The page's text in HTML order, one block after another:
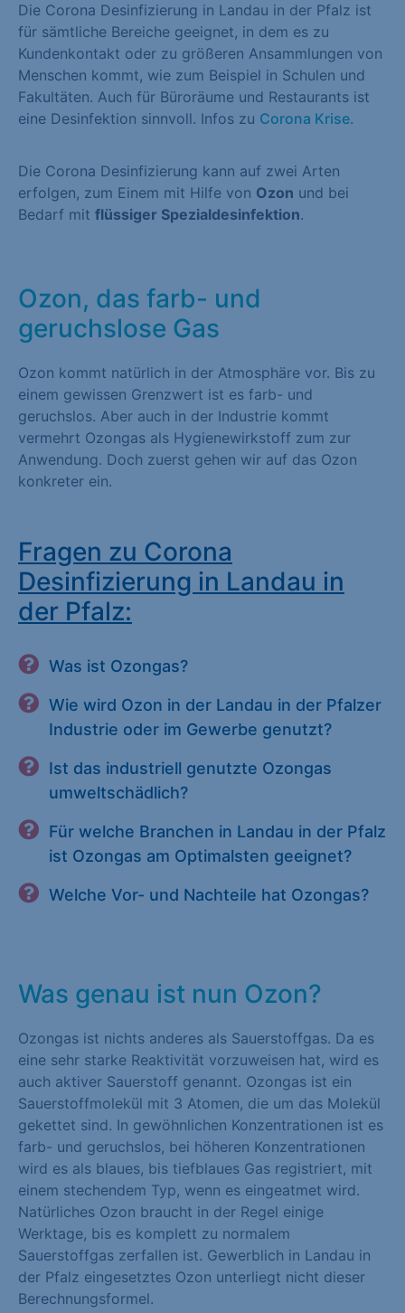
Die Corona Desinfizierung in Landau in der Pfalz ist
für sämtliche Bereiche geeignet, in dem es zu
Kundenkontakt oder zu größeren Ansammlungen von
Menschen kommt, wie zum Beispiel in Schulen und
Fakultäten. Auch für Büroräume und Restaurants ist
eine Desinfektion sinnvoll. Infos zu Corona Krise.
Die Corona Desinfizierung kann auf zwei Arten
erfolgen, zum Einem mit Hilfe von Ozon und bei
Bedarf mit flüssiger Spezialdesinfektion.
Ozon, das farb- und
geruchslose Gas
Ozon kommt natürlich in der Atmosphäre vor. Bis zu
einem gewissen Grenzwert ist es farb- und
geruchslos. Aber auch in der Industrie kommt
vermehrt Ozongas als Hygienewirkstoff zum zur
Anwendung. Doch zuerst gehen wir auf das Ozon
konkreter ein.
Fragen zu Corona
Desinfizierung in Landau in
der Pfalz:
Was ist Ozongas?
Wie wird Ozon in der Landau in der Pfalzer
Industrie oder im Gewerbe genutzt?
Ist das industriell genutzte Ozongas
umweltschädlich?
Für welche Branchen in Landau in der Pfalz
ist Ozongas am Optimalsten geeignet?
Welche Vor- und Nachteile hat Ozongas?
Was genau ist nun Ozon?
Ozongas ist nichts anderes als Sauerstoffgas. Da es
eine sehr starke Reaktivität vorzuweisen hat, wird es
auch aktiver Sauerstoff genannt. Ozongas ist ein
Sauerstoffmolekül mit 3 Atomen, die um das Molekül
gekettet sind. In gewöhnlichen Konzentrationen ist es
farb- und geruchslos, bei höheren Konzentrationen
wird es als blaues, bis tiefblaues Gas registriert, mit
einem stechendem Typ, wenn es eingeatmet wird.
Natürliches Ozon braucht in der Regel einige
Werktage, bis es komplett zu normalem
Sauerstoffgas zerfallen ist. Gewerblich in Landau in
der Pfalz eingesetztes Ozon unterliegt nicht dieser
Berechnungsformel.